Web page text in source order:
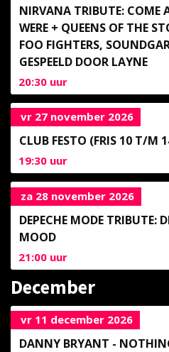
NIRVANA TRIBUTE: COME
WERE + QUEENS OF THE
FOO FIGHTERS,
GESPEELD DOOR LAYNE
20:30 uur
vr 27 november 2026
CLUB FESTO (FRIS 10 T/M
19:30 uur
za 28 november 2026
DEPECHE MODE TRIBUTE:
MOOD
21:00 uur
December
vr 11 december 2026
DANNY BRYANT -